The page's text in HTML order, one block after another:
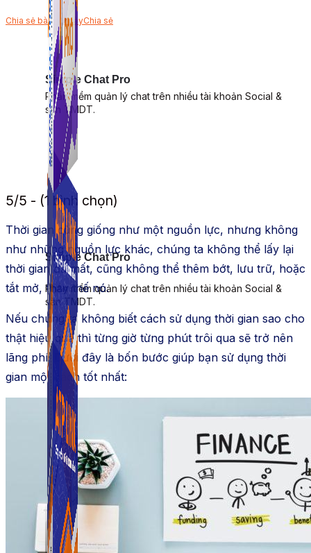
Simple Chat Pro
Phần mềm quản lý chat trên nhiều tài khoản Social &
sàn TMDT.
Simple Chat Pro
Phần mềm quản lý chat trên nhiều tài khoản Social &
sàn TMDT.
Chia sẻ bài viết nàyChia sẻ
5/5 - (1 bình chọn)
Thời gian cũng giống như một nguồn lực, nhưng không
như những nguồn lực khác, chúng ta không thể lấy lại
thời gian đã mất, cũng không thể thêm bớt, lưu trữ, hoặc
tắt mở, thay thế nó.
Nếu chúng ta không biết cách sử dụng thời gian sao cho
thật hiệu quả thì từng giờ từng phút trôi qua sẽ trở nên
lãng phí. Dưới đây là bốn bước giúp bạn sử dụng thời
gian một cách tốt nhất: